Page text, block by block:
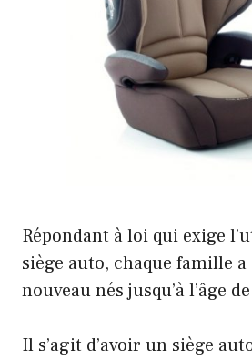
Répondant à loi qui exige
siège auto, chaque famille a
nouveau nés jusqu’à l’âge
Il s’agit d’avoir un siège